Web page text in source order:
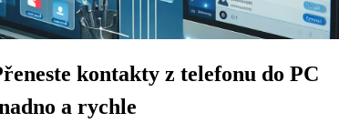
kontakty z telefonu do PC
a rychle